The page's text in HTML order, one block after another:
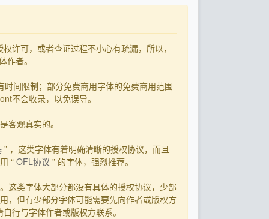
许可，或者查证过程不小心有疏漏，所以，
者。
间限制；部分免费商用字体的免费商用范围
不会收录，以免误导。
客观真实的。
” ，这类字体有着明确清晰的授权协议，而且
“ OFL协议 ” 的字体，强烈推荐。
这类字体大部分都没有具体的授权协议，少部
，但有少部分字体可能需要先向作者或版权方
行与字体作者或版权方联系。